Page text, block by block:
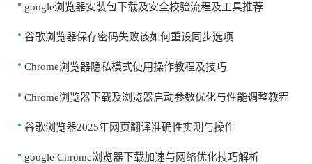
google浏览器安装包下载及安全校验流程及工具推荐
谷歌浏览器保存密码失败该如何重设同步选项
Chrome浏览器隐私模式使用操作教程及技巧
Chrome浏览器下载及浏览器启动参数优化与性能调整教程
谷歌浏览器2025年网页翻译准确性实测与操作
google Chrome浏览器下载加速与网络优化技巧解析